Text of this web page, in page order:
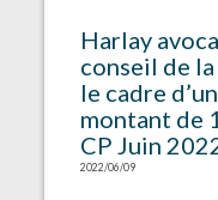
Harlay
conseil de
le cadre
montant de
CP Juin
2022/06/09